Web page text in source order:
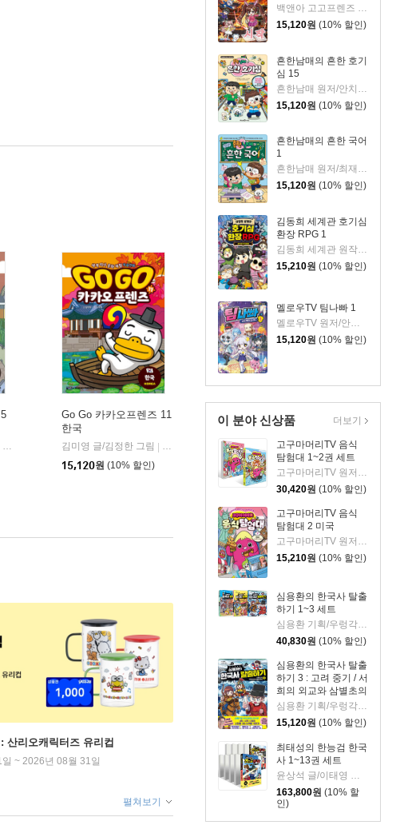
백앤아 고고프렌즈 원저/한바리 글/정수영 그림/김선 감수
15,120원 (10% 할인)
흔한남매의 흔한 호기
심 15
흔한남매 원저/안치현 글/유난희 그림/이정모,흔한컴퍼니 감수
15,120원 (10% 할인)
흔한남매의 흔한 국어
1
흔한남매 원저/최재연 글/도니패밀리 그림
15,120원 (10% 할인)
김동희 세계관 호기심
환장 RPG 1
김동희 세계관 원작/박종은 글/이정태 그림
15,210원 (10% 할인)
멜로우TV 팀나빠 1
멜로우TV 원저/안경순 저/쓰리포 그림
15,120원 (10% 할인)
이 분야 신상품
고구마머리TV 음식
탐험대 1~2권 세트
30,420원 (10% 할인)
고구마머리TV 음식
탐험대 2 미국
15,210원 (10% 할인)
심용환의 한국사 탈출
하기 1~3 세트
심용환 기획/우렁각시탈 글/타니스튜디오 그림
40,830원 (10% 할인)
심용환의 한국사 탈출
하기 3 : 고려 중기 / 서
희의 외교와 삼별초의
투쟁 편
심용환 기획/우렁각시탈 글/타니스튜디오 그림
15,120원 (10% 할인)
최태성의 한능검 한국
사 1~13권 세트
윤상석 글/이태영 그림
163,800원 (10% 할
인)
더보기
아울북
Go Go 카카오프렌즈 11
한국
김미영 글/김정한 그림
아울북
15,120원 (10% 할인)
산리오캐릭터즈 유리컵
~ 2026년 08월 31일
펼쳐보기